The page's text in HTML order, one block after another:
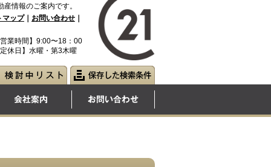
情報のご案内です。
マップ｜ お問い合わせ
業時間】9:00〜18：00
休日】水曜・第3木曜